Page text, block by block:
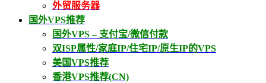
外贸服务器
国外VPS推荐
国外VPS – 支付宝/微信付款
双ISP属性/家庭IP/住宅IP/原生IP的VPS
美国VPS推荐
香港VPS推荐(CN)